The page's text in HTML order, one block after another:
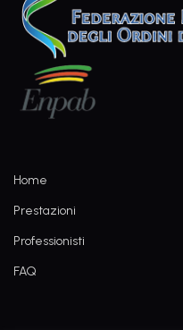
Home
Prestazioni
Professionisti
FAQ